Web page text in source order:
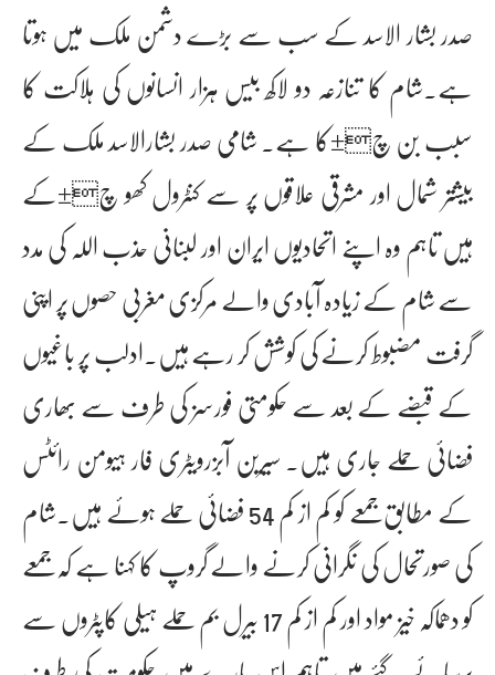
صدر بشار الاسد کے سب سے بڑے دشمن ملک میں ہوتا
ہے۔شام کا تنازعہ دو لاکھ بیس ہزار انسانوں کی ہلاکت کا
سبب بن چ±کا ہے۔ شامی صدر بشارالاسد ملک کے
بیشتر شمال اور مشرقی علاقوں پر سے کنٹرول کھو چ±کے
ہیں تاہم وہ اپنے اتحادیوں ایران اور لبنانی حذب اللہ کی مدد
سے شام کے زیادہ آبادی والے مرکزی مغربی حصوں پر اپنی
گرفت مضبوط کرنے کی کوشش کر رہے ہیں۔ادلب پر باغیوں
کے قبضے کے بعد سے حکومتی فورسز کی طرف سے بھاری
فضائی حملے جاری ہیں۔ سیرین آبزرویٹری فار ہیومن رائٹس
کے مطابق جمعے کو کم از کم 54 فضائی حملے ہوئے ہیں۔شام
کی صورتحال کی نگرانی کرنے والے گروپ کا کہنا ہے کہ جمعے
کو دھماکہ خیز مواد اور کم از کم 17 بیرل بم حملے ہیلی کاپٹروں سے